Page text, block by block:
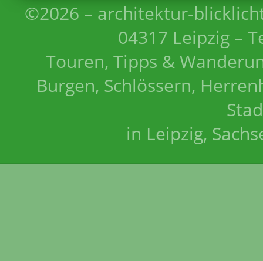
©2026 – architektur-
04317 Leipzig –
Touren, Tipps &
Burgen, Schlössern,
in Leipzig,